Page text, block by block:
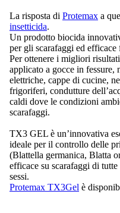
La risposta di Protemax a
insetticida.
Un prodotto biocida
per gli scarafaggi ed efficace
Per ottenere i migliori
applicato a gocce in fessure,
elettriche, cappe di cucine,
frigoriferi, condutture
caldi dove le condizioni
scarafaggi.
TX3 GEL è un’innovativa
ideale per il controllo delle
(Blattella germanica, Blatta
efficace su scarafaggi di
sessi.
Protemax TX3Gel è